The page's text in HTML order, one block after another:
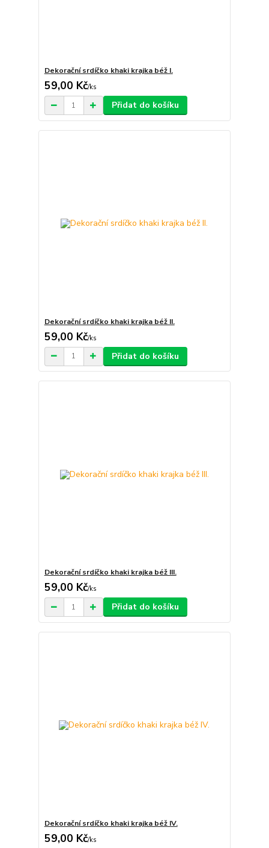
Dekorační srdíčko khaki krajka béž I.
59,00 Kč/ks
Přidat do košíku
Dekorační srdíčko khaki krajka béž II.
59,00 Kč/ks
Přidat do košíku
Dekorační srdíčko khaki krajka béž III.
59,00 Kč/ks
Přidat do košíku
Dekorační srdíčko khaki krajka béž IV.
59,00 Kč/ks